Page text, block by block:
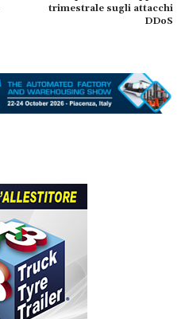
trimestrale sugli attacchi
DDoS